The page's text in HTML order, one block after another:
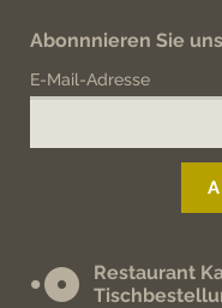
Abonnnieren Sie
E-Mail-Adresse
Restaurant